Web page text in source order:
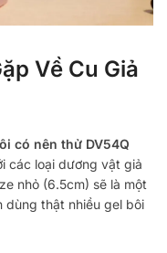
Về Cu Giả
có nên thử DV54Q
các loại dương vật giả
nhỏ (6.5cm) sẽ là một
dùng thật nhiều gel bôi